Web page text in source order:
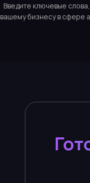
Введите ключевые
вашему бизнесу в сфере